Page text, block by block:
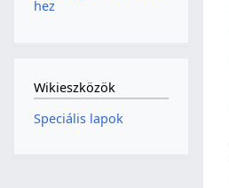
hez
Wikieszközök
Speciális lapok